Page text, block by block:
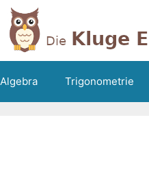
Algebra Trigonometrie